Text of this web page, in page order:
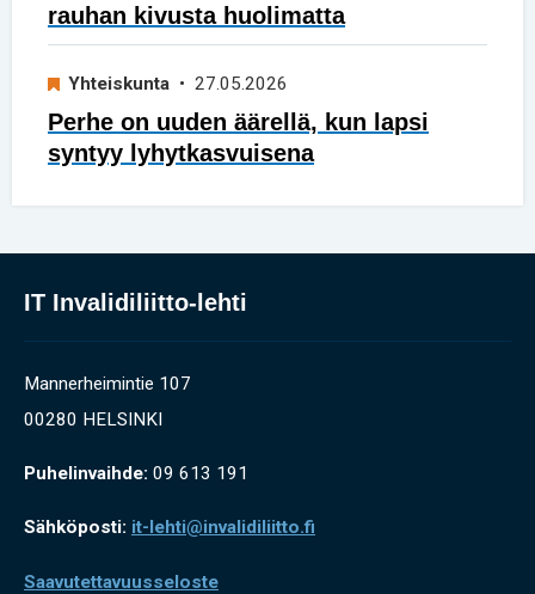
rauhan kivusta huolimatta
Yhteiskunta • 27.05.2026
Perhe on uuden äärellä, kun lapsi
syntyy lyhytkasvuisena
IT Invalidiliitto-lehti
Mannerheimintie 107
00280 HELSINKI
Puhelinvaihde: 09 613 191
Sähköposti: it-lehti@invalidiliitto.fi
Saavutettavuusseloste